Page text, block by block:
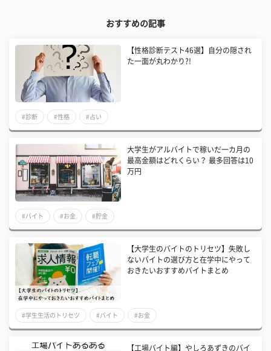
おすすめの記事
【性格診断テスト46選】自分の隠され
た一面が丸わかり?!
#診断 #性格 #占い
大学生がアルバイトで稼いだ一カ月の
最高金額はどれくらい？ 最多回答は10
万円
#バイト #お金 #貯金
【大学生のバイトのトリセツ】失敗し
ないバイトの選び方と在学中にやって
おきたいおすすめバイトまとめ
#学生生活のトリセツ #バイト #お金
【工場バイト編】やしろあずきのバイ